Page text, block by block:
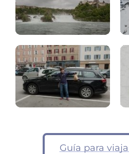
Conducir
en
Suiza
Guía para